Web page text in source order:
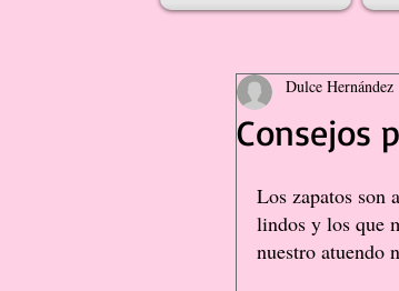
Consejos
Dulce Hernández
Los zapatos son
lindos y los que
nuestro atuendo